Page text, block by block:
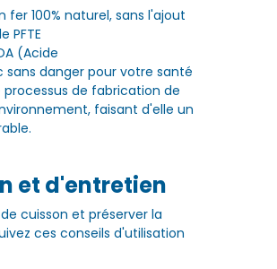
100% naturel, sans l'ajout
PFTE
(Acide
danger pour votre santé
de fabrication de
faisant d'elle un
et d'entretien
cuisson et préserver la
ces conseils d'utilisation